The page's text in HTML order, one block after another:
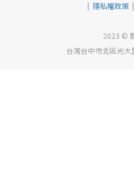
| 隱私權政策 |
2023 ©
台灣台中市北區光